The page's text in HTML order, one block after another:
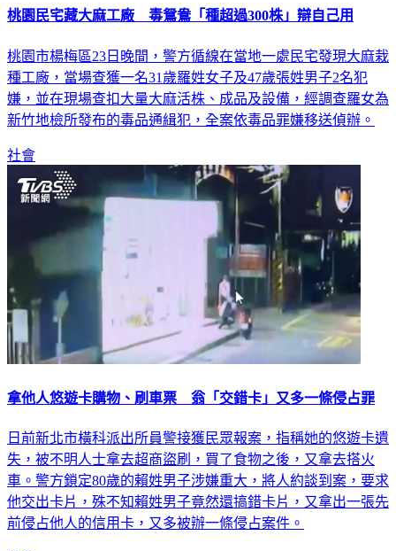
桃園民宅藏大麻工廠 毒鴛鴦「種超過300株」辯自己用
桃園市楊梅區23日晚間，警方循線在當地一處民宅發現大麻栽
種工廠，當場查獲一名31歲羅姓女子及47歲張姓男子2名犯
嫌，並在現場查扣大量大麻活株、成品及設備，經調查羅女為
新竹地檢所發布的毒品通緝犯，全案依毒品罪嫌移送偵辦。
社會
拿他人悠遊卡購物、刷車票 翁「交錯卡」又多一條侵占罪
日前新北市橫科派出所員警接獲民眾報案，指稱她的悠遊卡遺
失，被不明人士拿去超商盜刷，買了食物之後，又拿去搭火
車。警方鎖定80歲的賴姓男子涉嫌重大，將人約談到案，要求
他交出卡片，殊不知賴姓男子竟然還搞錯卡片，又拿出一張先
前侵占他人的信用卡，又多被辦一條侵占案件。